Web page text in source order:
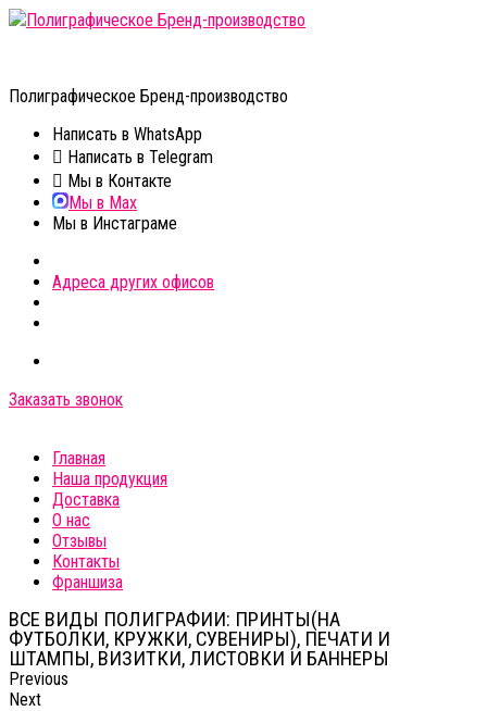
Полиграфическое Бренд-производство
Полиграфическое Бренд-производство
Напиcать в WhatsApp
Напиcать в Telegram
Мы в Контакте
Мы в Max
Мы в Инстаграме
Адреса других офисов
Заказать звонок
Главная
Наша продукция
Доставка
О нас
Отзывы
Контакты
Франшиза
ВСЕ ВИДЫ ПОЛИГРАФИИ: ПРИНТЫ(НА
ФУТБОЛКИ, КРУЖКИ, СУВЕНИРЫ), ПЕЧАТИ И
ШТАМПЫ, ВИЗИТКИ, ЛИСТОВКИ И БАННЕРЫ
Previous
Next